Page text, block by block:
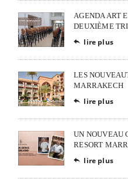
AGENDA ART
DEUXIÈME
 lire plus
LES
MARRAKECH
 lire plus
UN NOUVEAU
RESORT
 lire plus